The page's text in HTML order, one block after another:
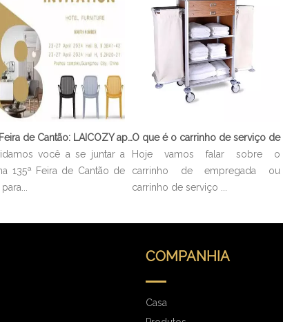
135ª Feira de Cantão: LAICOZY apresenta o futuro dos móveis para hotéis e utensílios de buffet
você a se juntar a
135ª Feira de Cantão de
Hoje vamos falar sobre o
carrinho de empregada ou
carrinho de serviço ...
COMPANHIA
Casa